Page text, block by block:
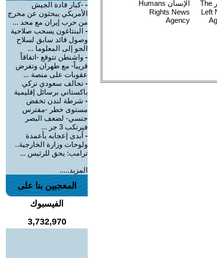
- -كبار قادة الجيش
الأمريكي يبحثون عن مخرج
من حرب إيران مع محد ...
- البنتاغون يسحب صلاحية
وصول قائد سابق لسلاح
الجو إلى المعلوما ...
- واشنطن تتوقع -اتفاقاً
قريباً- مع طهران وتفرض
عقوبات على منصة ...
- تحالف سعودي تركي
باكستاني برسائل إقليمية
- شرطة لندن تخفض
مستوى خطر -مفترس
جنسي- لضعف البصر
فيرتكب 3 جر ...
- أبدى إعجابه بأعمدة
ولوحات وزارة الخارجية..
ترامب: يحق للرئيس ...
المزيد.....
المعجبين بنا على
الفيسبوك
3,732,970